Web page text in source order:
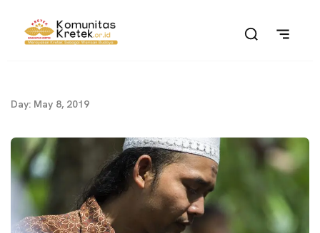
Day: May 8, 2019